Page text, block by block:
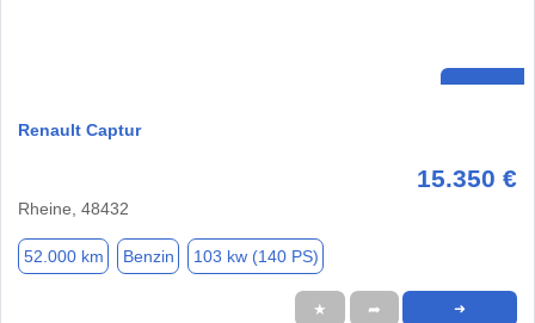
Renault Captur
15.350 €
Rheine, 48432
52.000 km Benzin 103 kw (140 PS)
★ ➦ ➜